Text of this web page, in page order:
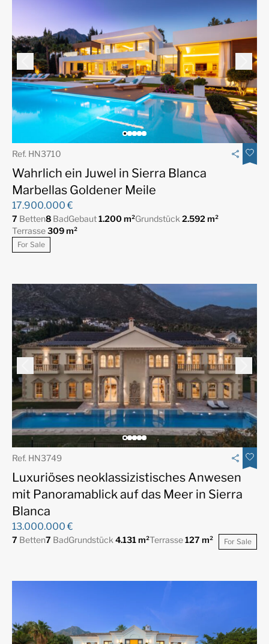
Ref. HN3710
Wahrlich ein Juwel in Sierra Blanca
Marbellas Goldener Meile
17.900.000 €
7 Betten8 BadGebaut1.200 m²Grundstück 2.592 m²
Terrasse309 m²
For Sale
Ref. HN3749
Luxuriöses neoklassizistisches Anwesen
mit Panoramablick auf das Meer in Sierra
Blanca
13.000.000 €
7 Betten7 BadGrundstück 4.131 m²Terrasse127 m² For Sale